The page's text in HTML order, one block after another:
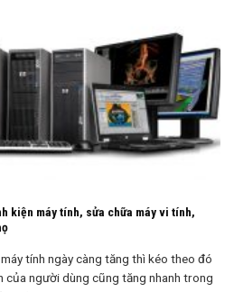
kiện máy tính, sửa chữa máy vi tính,
tính ngày càng tăng thì kéo theo đó
của người dùng cũng tăng nhanh trong